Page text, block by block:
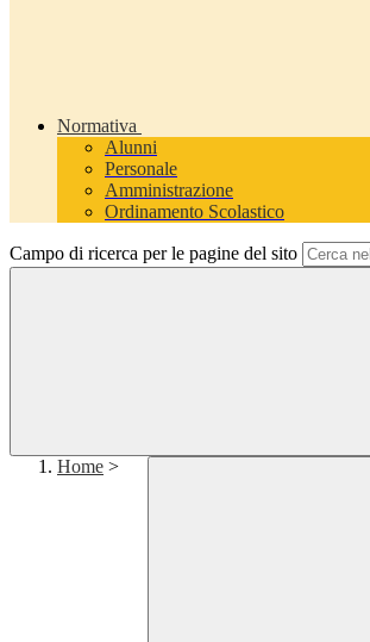
Normativa
Alunni
Personale
Amministrazione
Ordinamento Scolastico
Campo di ricerca per le pagine del sito
Home >